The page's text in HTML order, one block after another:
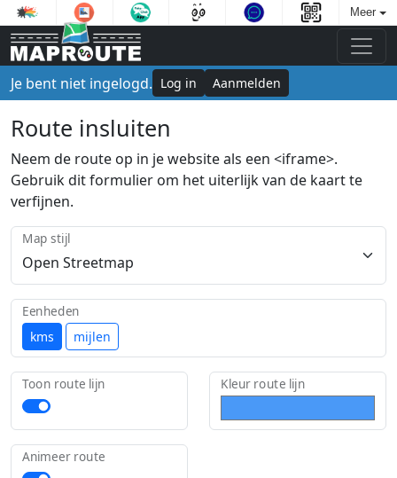
Meer
Je bent niet ingelogd. Log in Aanmelden
Route insluiten
Neem de route op in je website als een <iframe>.
Gebruik dit formulier om het uiterlijk van de kaart te
verfijnen.
Map stijl
kms mijlen
Eenheden
Toon route lijn Kleur route lijn
Animeer route